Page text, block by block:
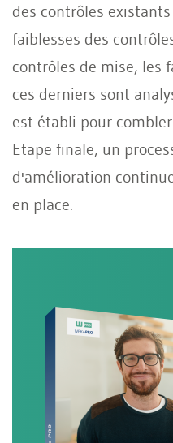
des contrôles
faiblesses des
contrôles de mise, les
ces derniers sont
est établi pour
Etape finale, un
d'amélioration
en place.